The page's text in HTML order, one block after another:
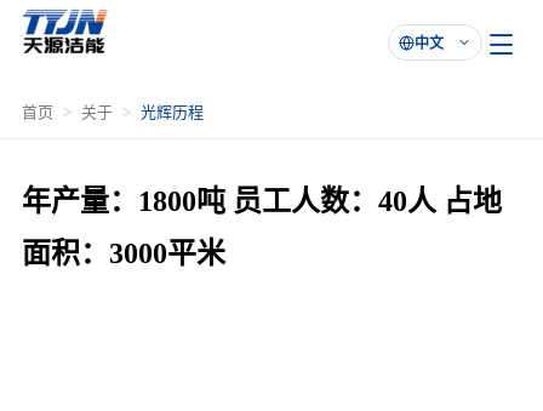

中文
首页 关于 光辉历程
年产量：1800吨 员工人数：40人 占地
面积：3000平米